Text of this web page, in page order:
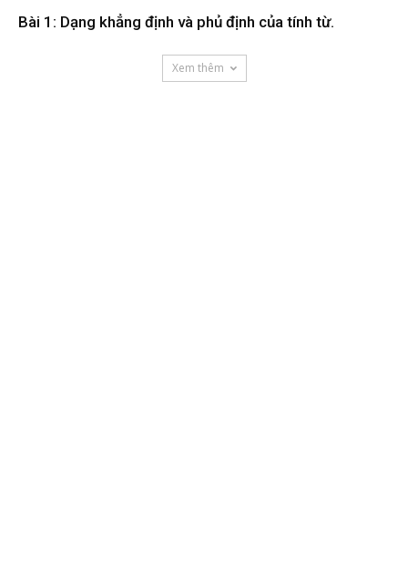
Bài 1: Dạng khẳng định và phủ định của tính từ.
Xem thêm